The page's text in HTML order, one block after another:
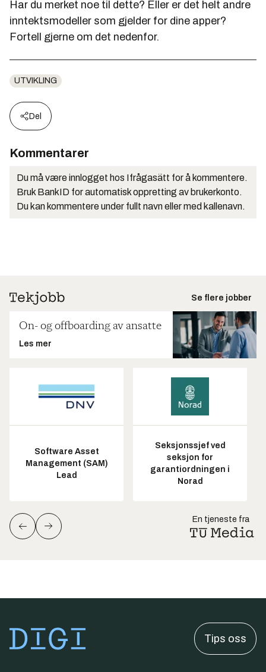
Har du merket noe til dette? Eller er det helt andre
inntektsmodeller som gjelder for dine apper?
Fortell gjerne om det nedenfor.
UTVIKLING
Del
Kommentarer
Du må være innlogget hos Ifrågasätt for å kommentere.
Bruk BankID for automatisk oppretting av brukerkonto.
Du kan kommentere under fullt navn eller med kallenavn.
Se flere jobber
On- og offboarding av ansatte
Les mer
Software Asset
Management (SAM)
Lead
Seksjonssjef ved
seksjon for
garantiordningen i
Norad
En tjeneste fra
Tips oss